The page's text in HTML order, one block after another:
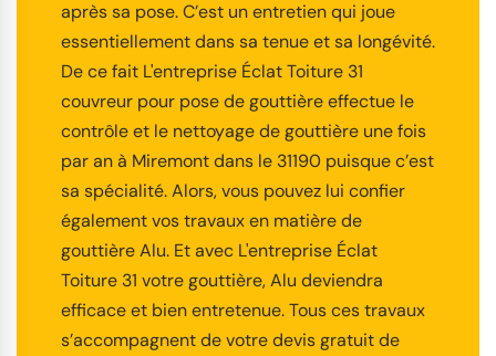
après sa pose. C’est un entretien qui joue
essentiellement dans sa tenue et sa longévité.
De ce fait L'entreprise Éclat Toiture 31
couvreur pour pose de gouttière effectue le
contrôle et le nettoyage de gouttière une fois
par an à Miremont dans le 31190 puisque c’est
sa spécialité. Alors, vous pouvez lui confier
également vos travaux en matière de
gouttière Alu. Et avec L'entreprise Éclat
Toiture 31 votre gouttière, Alu deviendra
efficace et bien entretenue. Tous ces travaux
s’accompagnent de votre devis gratuit de